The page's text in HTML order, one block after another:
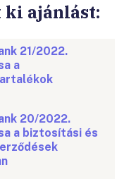
ki ajánlást:
21/2022.
a
20/2022.
a biztosítási és